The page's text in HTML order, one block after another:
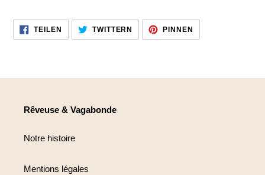
TEILEN
FACEBOOK
TEILEN
TWITTERN
AUF
TWITTER
TWITTERN
PINNEN
PINNEN
Rêveuse & Vagabonde
Notre histoire
Mentions légales